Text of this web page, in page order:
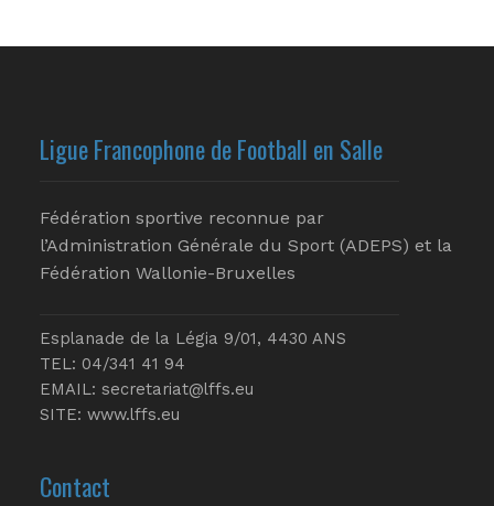
Ligue Francophone de Football en Salle
Fédération sportive reconnue par
l’Administration Générale du Sport (ADEPS) et la
Fédération Wallonie-Bruxelles
Esplanade de la Légia 9/01, 4430 ANS
TEL: 04/341 41 94
EMAIL: secretariat@lffs.eu
SITE: www.lffs.eu
Contact